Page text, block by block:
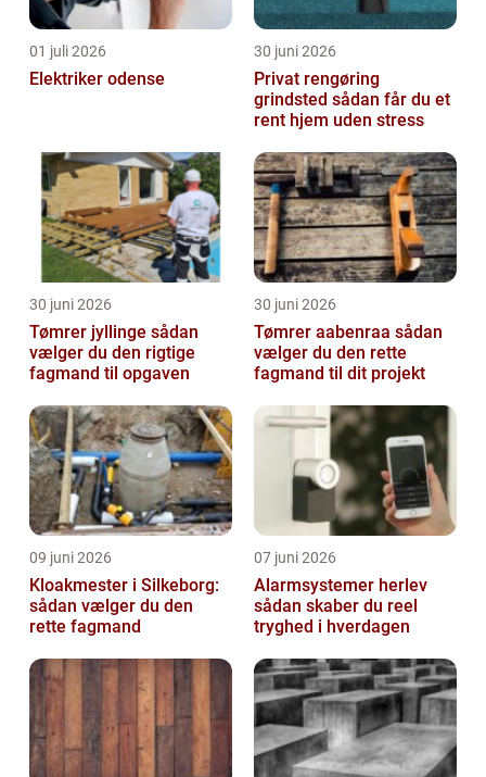
01 juli 2026
Elektriker odense
30 juni 2026
Privat rengøring
grindsted sådan får du et
rent hjem uden stress
30 juni 2026
Tømrer jyllinge sådan
vælger du den rigtige
fagmand til opgaven
30 juni 2026
Tømrer aabenraa sådan
vælger du den rette
fagmand til dit projekt
09 juni 2026
Kloakmester i Silkeborg:
sådan vælger du den
rette fagmand
07 juni 2026
Alarmsystemer herlev
sådan skaber du reel
tryghed i hverdagen